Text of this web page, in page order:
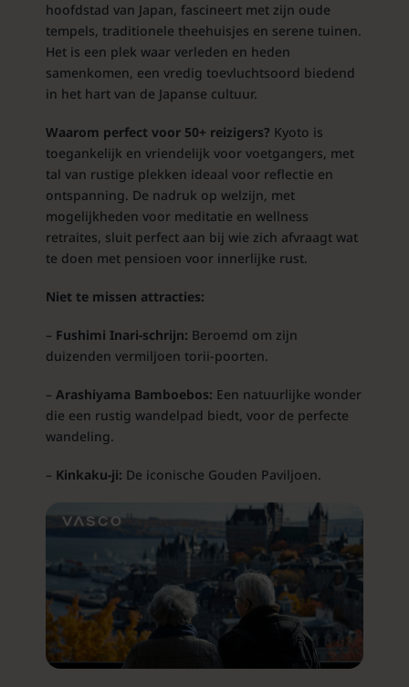
hoofdstad van Japan, fascineert met zijn oude
tempels, traditionele theehuisjes en serene tuinen.
Het is een plek waar verleden en heden
samenkomen, een vredig toevluchtsoord biedend
in het hart van de Japanse cultuur.
Waarom perfect voor 50+ reizigers? Kyoto is
toegankelijk en vriendelijk voor voetgangers, met
tal van rustige plekken ideaal voor reflectie en
ontspanning. De nadruk op welzijn, met
mogelijkheden voor meditatie en wellness
retraites, sluit perfect aan bij wie zich afvraagt wat
te doen met pensioen voor innerlijke rust.
Niet te missen attracties:
– Fushimi Inari-schrijn: Beroemd om zijn
duizenden vermiljoen torii-poorten.
– Arashiyama Bamboebos: Een natuurlijke wonder
die een rustig wandelpad biedt, voor de perfecte
wandeling.
– Kinkaku-ji: De iconische Gouden Paviljoen.